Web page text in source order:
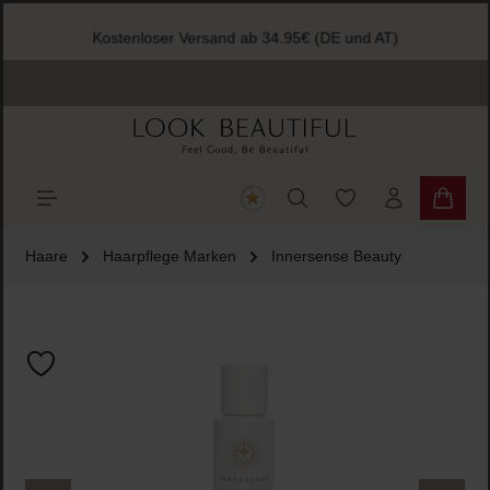
Kostenloser Versand ab 34.95€ (DE und AT)
Du hast 0
Haare Haarpflege Marken Innersense Beauty